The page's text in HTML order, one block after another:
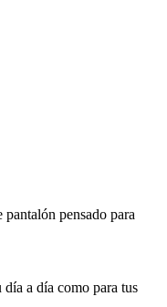
pensado para
a día como para tus